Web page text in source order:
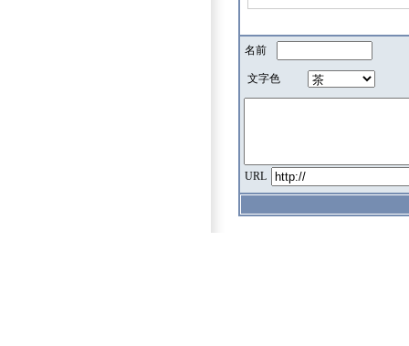
名前
文字色
URL